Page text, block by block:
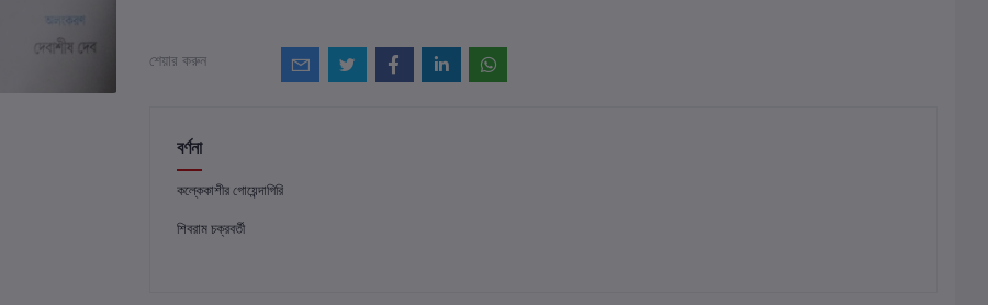
শেয়ার করুন
বর্ণনা
কল্কেকাশীর গোয়েন্দাগিরি
শিবরাম চক্রবর্তী